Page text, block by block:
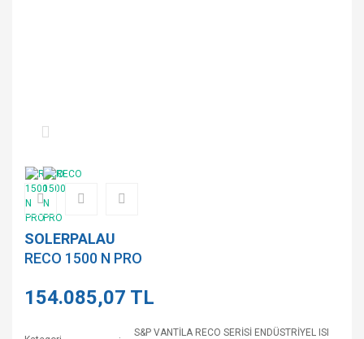
SOLERPALAU
RECO 1500 N PRO
154.085,07 TL
S&P VANTİLA RECO SERİSİ ENDÜSTRİYEL ISI